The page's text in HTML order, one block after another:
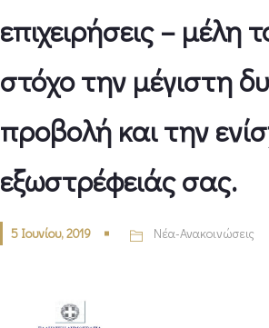
επιχειρήσεις – μέλη
στόχο την μέγιστη
προβολή και την
εξωστρέφειάς σας.
5 Ιουνίου, 2019 Νέα-Ανακοινώσεις